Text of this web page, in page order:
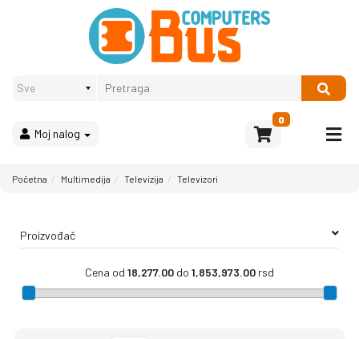
Moj nalog
0
Računari
Bela
Akcija
Sve
Početna Multimedija Televizija Televizori
Proizvođač
Cena od 18,277.00 do 1,853,973.00 rsd